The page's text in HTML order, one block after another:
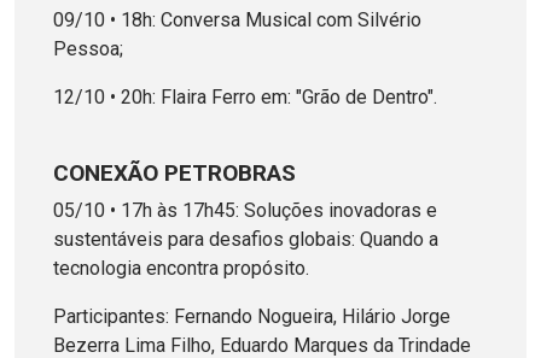
09/10 • 18h: Conversa Musical com Silvério
Pessoa;
12/10 • 20h: Flaira Ferro em: "Grão de Dentro".
CONEXÃO PETROBRAS
05/10 • 17h às 17h45: Soluções inovadoras e
sustentáveis para desafios globais: Quando a
tecnologia encontra propósito.
Participantes: Fernando Nogueira, Hilário Jorge
Bezerra Lima Filho, Eduardo Marques da Trindade